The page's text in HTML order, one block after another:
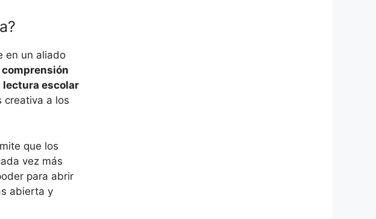
en un aliado
comprensión
lectura escolar
creativa a los
que los
vez más
para abrir
abierta y